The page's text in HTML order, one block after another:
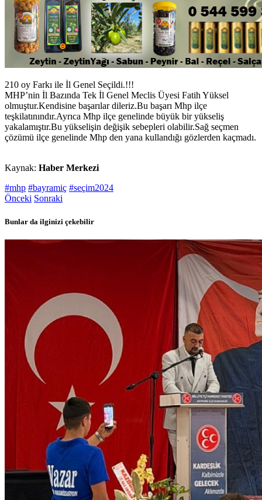
210 oy Farkı ile İl Genel Seçildi.!!!
MHP’nin İl Bazında Tek İl Genel Meclis Üyesi Fatih Yüksel
olmuştur.Kendisine başarılar dileriz.Bu başarı Mhp ilçe
teşkilatınındır.Ayrıca Mhp ilçe genelinde büyük bir yükseliş
yakalamıştır.Bu yükselişin değişik sebepleri olabilir.Sağ seçmen
çözümü ilçe genelinde Mhp den yana kullandığı gözlerden kaçmadı.
Kaynak: Haber Merkezi
#mhp #bayramiç #seçim2024
Önceki Sonraki
Bunlar da ilginizi çekebilir